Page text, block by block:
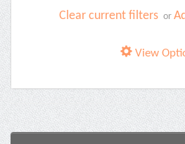
Clear current filters or
View